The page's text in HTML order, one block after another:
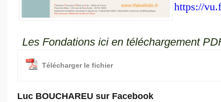
https://
Les Fondations ici en téléchargement
Télécharger le fichier
Luc BOUCHAREU sur Facebook